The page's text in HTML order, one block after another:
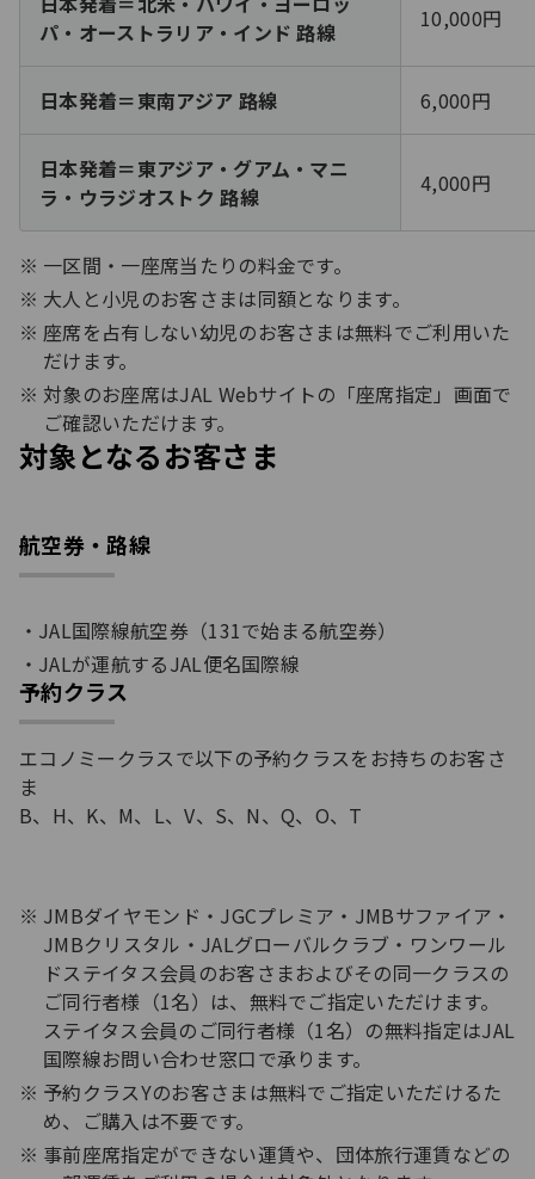
パ・オーストラリア・インド 路線
10,000円
日本発着＝東南アジア 路線 6,000円
日本発着＝東アジア・グアム・マニ
ラ・ウラジオストク 路線
4,000円
一区間・一座席当たりの料金です。
大人と小児のお客さまは同額となります。
座席を占有しない幼児のお客さまは無料でご利用いた
だけます。
対象のお座席はJAL Webサイトの「座席指定」画面で
ご確認いただけます。
対象となるお客さま
航空券・路線
JAL国際線航空券（131で始まる航空券）
JALが運航するJAL便名国際線
予約クラス
エコノミークラスで以下の予約クラスをお持ちのお客さ
ま
B、H、K、M、L、V、S、N、Q、O、T
JMBダイヤモンド・JGCプレミア・JMBサファイア・
JMBクリスタル・JALグローバルクラブ・ワンワール
ドステイタス会員のお客さまおよびその同一クラスの
ご同行者様（1名）は、無料でご指定いただけます。
ステイタス会員のご同行者様（1名）の無料指定はJAL
国際線お問い合わせ窓口で承ります。
予約クラスYのお客さまは無料でご指定いただけるた
め、ご購入は不要です。
事前座席指定ができない運賃や、団体旅行運賃などの